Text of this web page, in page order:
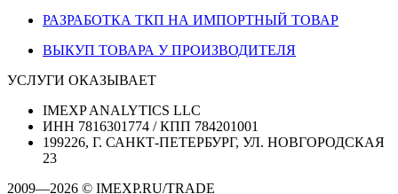
РАЗРАБОТКА ТКП НА ИМПОРТНЫЙ ТОВАР
ВЫКУП ТОВАРА У ПРОИЗВОДИТЕЛЯ
УСЛУГИ ОКАЗЫВАЕТ
IMEXP ANALYTICS LLC
ИНН 7816301774 / КПП 784201001
199226, Г. САНКТ-ПЕТЕРБУРГ, УЛ. НОВГОРОДСКАЯ
23
2009—2026 © IMEXP.RU/TRADE